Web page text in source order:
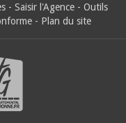
- Saisir l'Agence - Outils
- Plan du site